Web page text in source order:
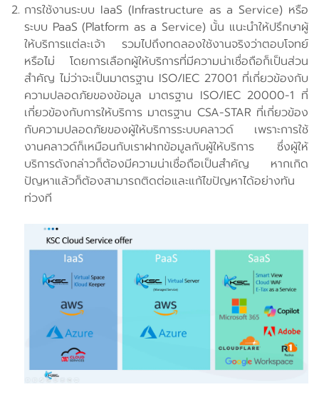
การใช้งานระบบ IaaS (Infrastructure as a Service) หรือ
ระบบ PaaS (Platform as a Service) นั้น แนะนำให้ปรึกษาผู้
ให้บริการแต่ละเจ้า รวมไปถึงทดลองใช้งานจริงว่าตอบโจทย์
หรือไม่ โดยการเลือกผู้ให้บริการที่มีความน่าเชื่อถือก็เป็นส่วน
สำคัญ ไม่ว่าจะเป็นมาตรฐาน ISO/IEC 27001 ที่เกี่ยวข้องกับ
ความปลอดภัยของข้อมูล มาตรฐาน ISO/IEC 20000-1 ที่
เกี่ยวข้องกับการให้บริการ มาตรฐาน CSA-STAR ที่เกี่ยวข้อง
กับความปลอดภัยของผู้ให้บริการระบบคลาวด์ เพราะการใช้
งานคลาวด์ก็เหมือนกับเราฝากข้อมูลกับผู้ให้บริการ ซึ่งผู้ให้
บริการดังกล่าวก็ต้องมีความน่าเชื่อถือเป็นสำคัญ หากเกิด
ปัญหาแล้วก็ต้องสามารถติดต่อและแก้ไขปัญหาได้อย่างทัน
ท่วงที